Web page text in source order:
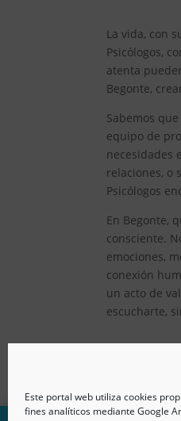
Este portal web utiliza cookies
fines analíticos mediante Google
La vida, con
Psicólogos,
atenta
Begonte,
Sabemos
equipo de
necesidades
relaciones, o
Psicólogos
En Begonte,
consciente.
emociones,
conexión
un acto de
escucharte,